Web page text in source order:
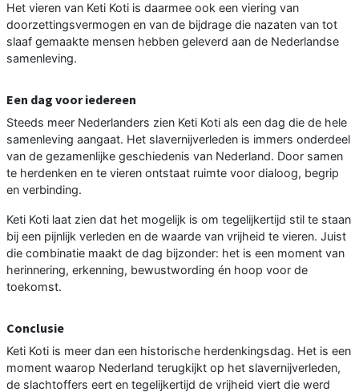
Het vieren van Keti Koti is daarmee ook een viering van
doorzettingsvermogen en van de bijdrage die nazaten van tot
slaaf gemaakte mensen hebben geleverd aan de Nederlandse
samenleving.
Een dag voor iedereen
Steeds meer Nederlanders zien Keti Koti als een dag die de hele
samenleving aangaat. Het slavernijverleden is immers onderdeel
van de gezamenlijke geschiedenis van Nederland. Door samen
te herdenken en te vieren ontstaat ruimte voor dialoog, begrip
en verbinding.
Keti Koti laat zien dat het mogelijk is om tegelijkertijd stil te staan
bij een pijnlijk verleden en de waarde van vrijheid te vieren. Juist
die combinatie maakt de dag bijzonder: het is een moment van
herinnering, erkenning, bewustwording én hoop voor de
toekomst.
Conclusie
Keti Koti is meer dan een historische herdenkingsdag. Het is een
moment waarop Nederland terugkijkt op het slavernijverleden,
de slachtoffers eert en tegelijkertijd de vrijheid viert die werd